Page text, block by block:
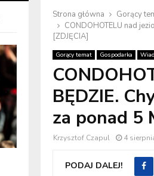
Strona główna
Gorący
CONDOHOTELU nad
[ZDJĘCIA]
Gorący temat Gospodarka
BĘDZIE.
za ponad 5
Krzysztof Czapul 4
PODAJ DALEJ!